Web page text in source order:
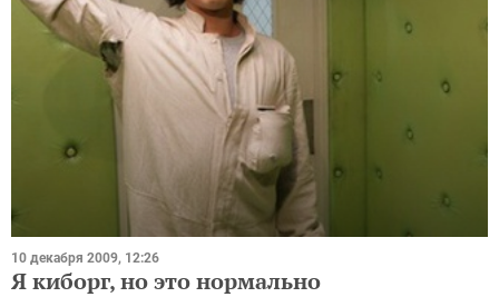
10 декабря 2009, 12:26
Я киборг, но это нормально